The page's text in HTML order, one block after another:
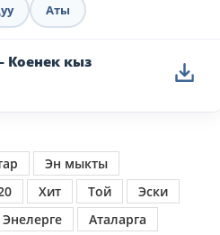
Аты
Коенек кыз
Эн мыкты
Хит Той
Эски
Энелерге
Аталарга